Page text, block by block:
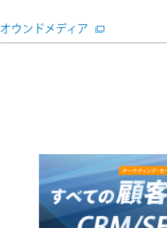
オウンドメディア